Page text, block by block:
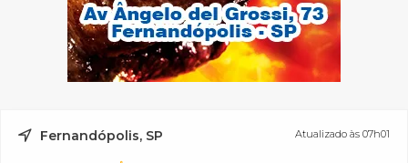
Fernandópolis, SP Atualizado às 07h01